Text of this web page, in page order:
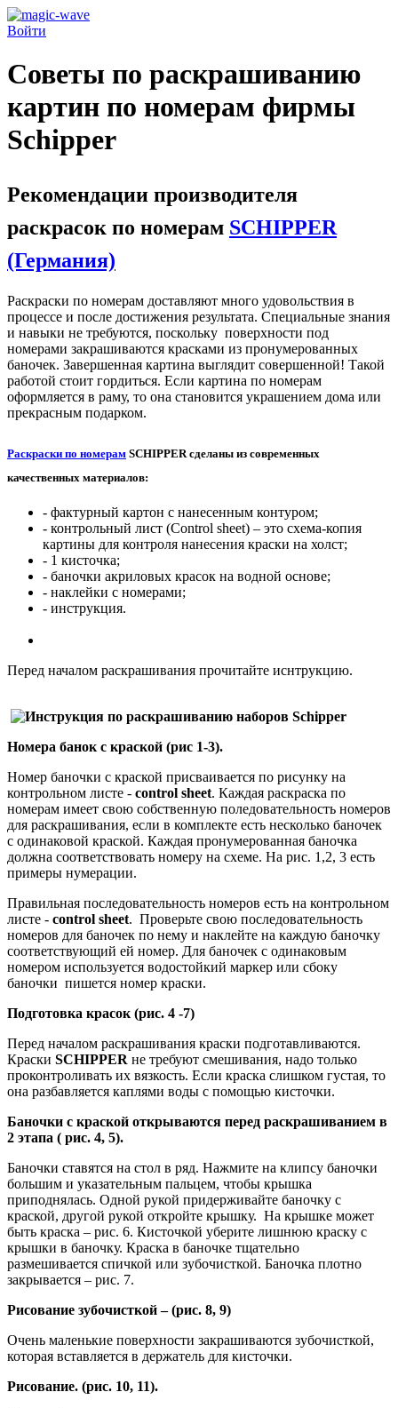
Войти
Советы по раскрашиванию
картин по номерам фирмы
Schipper
Рекомендации производителя
раскрасок по номерам SCHIPPER
(Германия)
Раскраски по номерам доставляют много удовольствия в
процессе и после достижения результата. Специальные знания
и навыки не требуются, поскольку поверхности под
номерами закрашиваются красками из пронумерованных
баночек. Завершенная картина выглядит совершенной! Такой
работой стоит гордиться. Если картина по номерам
оформляется в раму, то она становится украшением дома или
прекрасным подарком.
Раскраски по номерам SCHIPPER сделаны из современных
качественных материалов:
- фактурный картон с нанесенным контуром;
- контрольный лист (Control sheet) – это схема-копия
картины для контроля нанесения краски на холст;
- 1 кисточка;
- баночки акриловых красок на водной основе;
- наклейки с номерами;
- инструкция.
Перед началом раскрашивания прочитайте иснтрукцию.
Номера банок с краской (рис 1-3).
Номер баночки с краской присваивается по рисунку на
контрольном листе - control sheet. Каждая раскраска по
номерам имеет свою собственную поледовательность номеров
для раскрашивания, если в комплекте есть несколько баночек
с одинаковой краской. Каждая пронумерованная баночка
должна соответствовать номеру на схеме. На рис. 1,2, 3 есть
примеры нумерации.
Правильная последовательность номеров есть на контрольном
листе - control sheet. Проверьте свою последовательность
номеров для баночек по нему и наклейте на каждую баночку
соответствующий ей номер. Для баночек с одинаковым
номером используется водостойкий маркер или сбоку
баночки пишется номер краски.
Подготовка красок (рис. 4 -7)
Перед началом раскрашивания краски подготавливаются.
Краски SCHIPPER не требуют смешивания, надо только
проконтроливать их вязкость. Если краска слишком густая, то
она разбавляется каплями воды с помощью кисточки.
Баночки с краской открываются перед раскрашиванием в
2 этапа ( рис. 4, 5).
Баночки ставятся на стол в ряд. Нажмите на клипсу баночки
большим и указательным пальцем, чтобы крышка
приподнялась. Одной рукой придерживайте баночку с
краской, другой рукой откройте крышку. На крышке может
быть краска – рис. 6. Кисточкой уберите лишнюю краску с
крышки в баночку. Краска в баночке тщательно
размешивается спичкой или зубочисткой. Баночка плотно
закрывается – рис. 7.
Рисование зубочисткой – (рис. 8, 9)
Очень маленькие поверхности закрашиваются зубочисткой,
которая вставляется в держатель для кисточки.
Рисование. (рис. 10, 11).